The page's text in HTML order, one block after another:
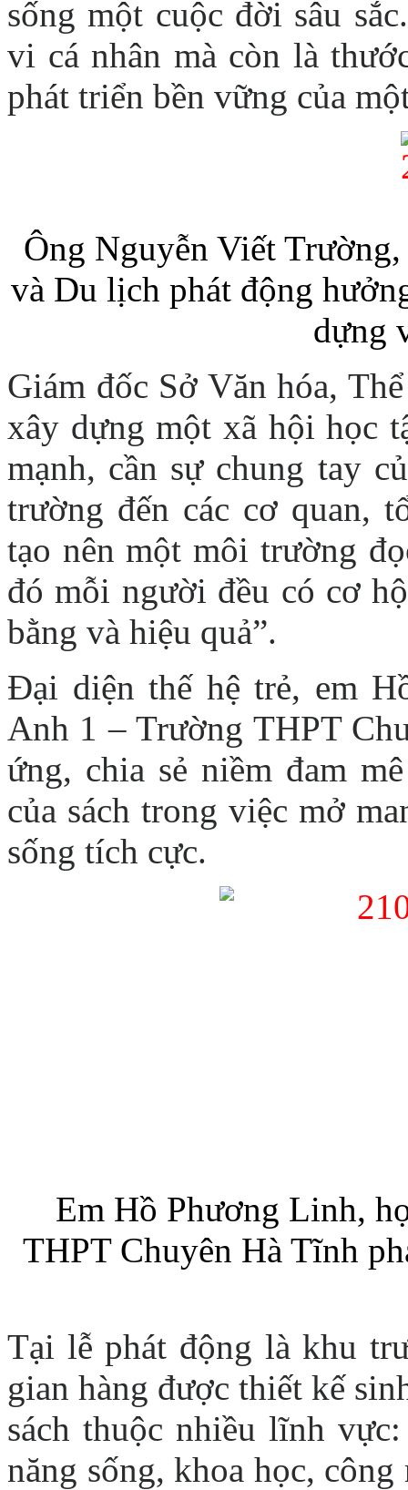
sống một cuộc đời sâu
vi cá nhân mà còn là
phát triển bền vững của
Ông Nguyễn Viết
và Du lịch phát động
dựng
Giám đốc Sở Văn hóa,
xây dựng một xã hội học
mạnh, cần sự chung tay
trường đến các cơ quan,
tạo nên một môi trường
đó mỗi người đều có cơ
bằng và hiệu quả”.
Đại diện thế hệ trẻ, em
Anh 1 – Trường THPT
ứng, chia sẻ niềm đam
của sách trong việc mở
sống tích cực.
Em Hồ Phương Linh,
THPT Chuyên Hà Tĩnh
Tại lễ phát động là khu
gian hàng được thiết kế
sách thuộc nhiều lĩnh
năng sống, khoa học,